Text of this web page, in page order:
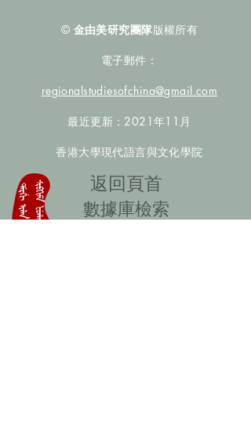
© 金由美研究團隊版權所有
電子郵件：
regionalstudiesofchina@gmail.com
最近更新：2021年11月
香港大學現代語言與文化學院
​返回頁首
數據庫檢索